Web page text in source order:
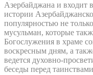
Азербайджана и входит
истории
популярностью не
мусульман, которые
Богослужения в храме
воскресным дням, а
ведется духовно-
беседы перед